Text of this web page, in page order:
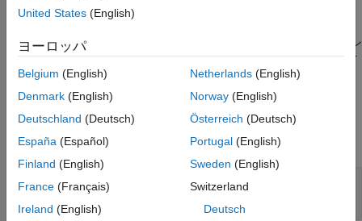
入力引数
例
バージョン履歴
参考
説明
idx = addBody(
をアニメーション
オブジェクトhに追加し、ボディのパッチを生成し、ボディのイ
ンデックスをidx
入力引数
すべて展開する
h—航空宇宙アニメーションオブジェクト
Aero.Animation
United States (English)
ヨーロッパ
Belgium (English)
Denmark (English)
Deutschland (Deutsch)
España (Español)
Finland (English)
France (Français)
Ireland (English)
Netherlands(English)
Norway(English)
Österreich (Deutsch)
Portugal(English)
Sweden (English)
Switzerland
Deutsch